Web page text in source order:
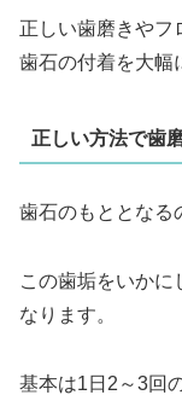
正しい歯磨きやフ
歯石の付着を大幅
正しい方法で歯
歯石のもととなる
この歯垢をいかに
なります。
基本は1日2～3回